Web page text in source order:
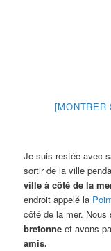
[MONTRER
Je suis restée avec
sortir de la ville
ville à côté de la
endroit appelé la
côté de la mer.
bretonne et avons
amis.